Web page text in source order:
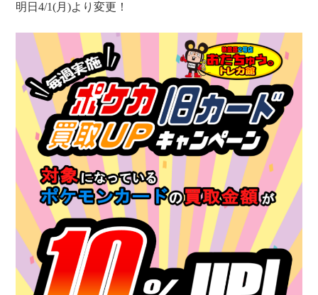
明日4/1(月)より変更！